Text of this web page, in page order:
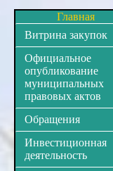
Главная
Витрина закупок
Официальное
опубликование
муниципальных
правовых актов
Обращения
Инвестиционная
деятельность